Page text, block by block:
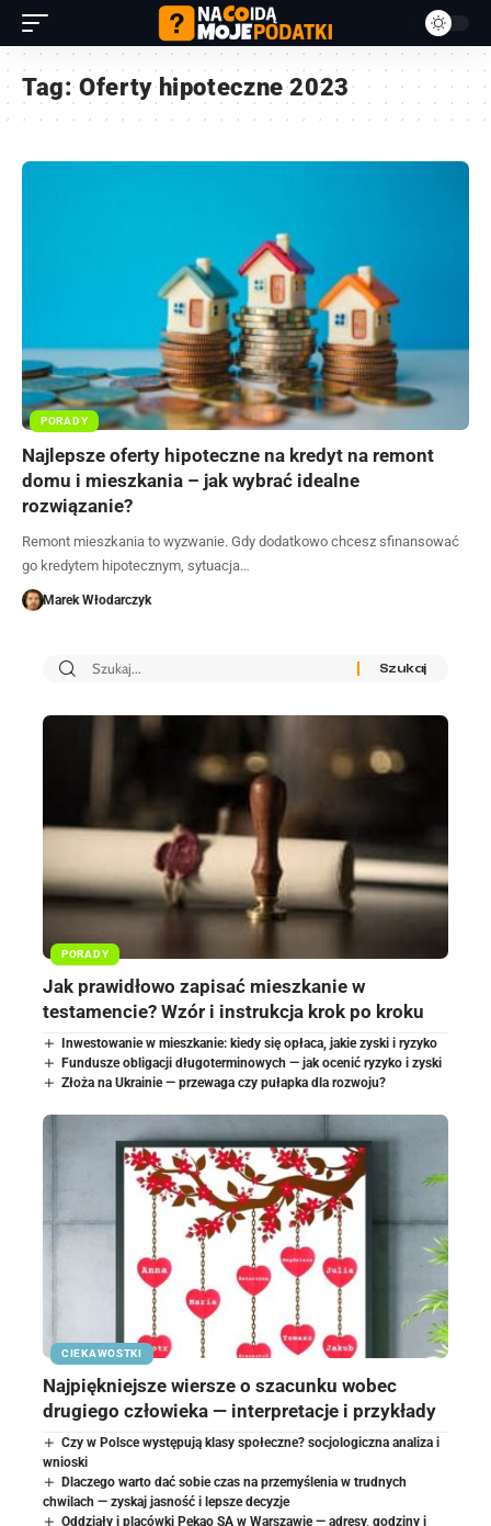
Tag:Oferty hipoteczne 2023
PORADY
Najlepsze oferty hipoteczne na kredyt na remont
domu i mieszkania – jak wybrać idealne
rozwiązanie?
Remont mieszkania to wyzwanie. Gdy dodatkowo chcesz sfinansować
go kredytem hipotecznym, sytuacja…
Marek Włodarczyk
PORADY
Jak prawidłowo zapisać mieszkanie w
testamencie? Wzór i instrukcja krok po kroku
Inwestowanie w mieszkanie: kiedy się opłaca, jakie zyski i ryzyko
Fundusze obligacji długoterminowych — jak ocenić ryzyko i zyski
Złoża na Ukrainie — przewaga czy pułapka dla rozwoju?
CIEKAWOSTKI
Najpiękniejsze wiersze o szacunku wobec
drugiego człowieka — interpretacje i przykłady
Czy w Polsce występują klasy społeczne? socjologiczna analiza i
wnioski
Dlaczego warto dać sobie czas na przemyślenia w trudnych
chwilach — zyskaj jasność i lepsze decyzje
Oddziały i placówki Pekao SA w Warszawie — adresy, godziny i